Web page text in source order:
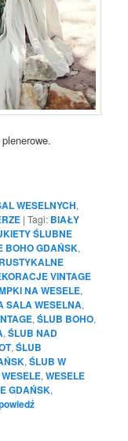
WESELNYCH,
|Tagi: BIAŁY
ŚLUBNE
BOHO GDAŃSK,
VINTAGE
NA WESELE,
SALA WESELNA,
,ŚLUB BOHO,
,ŚLUB NAD
,ŚLUB
,ŚLUB W
,WESELE
GDAŃSK,